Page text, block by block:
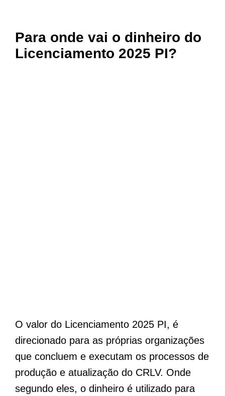
Para onde vai o dinheiro do
Licenciamento 2025 PI?
O valor do Licenciamento 2025 PI, é
direcionado para as próprias organizações
que concluem e executam os processos de
produção e atualização do CRLV. Onde
segundo eles, o dinheiro é utilizado para